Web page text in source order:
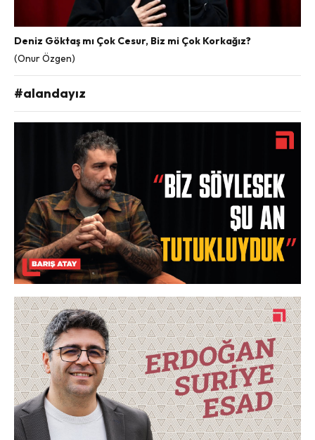
Deniz Göktaş mı Çok Cesur, Biz mi Çok Korkağız?
(Onur Özgen)
#alandayız